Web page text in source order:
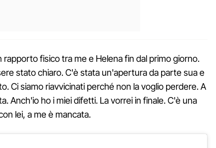
fisico tra me e Helena fin dal primo giorno.
stato chiaro. C'è stata un'apertura da parte sua e
Ci siamo riavvicinati perché non la voglio perdere. A
Anch'io ho i miei difetti. La vorrei in finale. C'è una
lei, a me è mancata.